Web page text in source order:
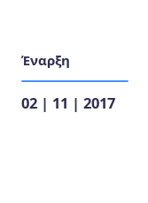
Έναρξη
02 | 11 | 2017